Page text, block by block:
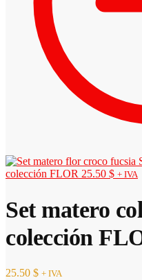
colección FLOR 25.50 $ + IVA
Set matero
colección
25.50 $ + IVA